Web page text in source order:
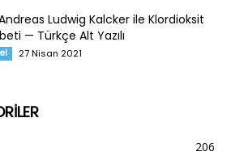
Ludwig Kalcker ile Klordioksit
— Türkçe Alt Yazılı
27 Nisan 2021
206